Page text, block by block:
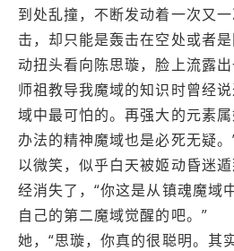
到处乱撞，不断发动着一次又
击，却只能是轰击在空处或
动扭头看向陈思璇，脸上流露
师祖教导我魔域的知识时曾经
域中最可怕的。再强大的元素
办法的精神魔域也是必死无
以微笑，似乎白天被姬动昏迷
经消失了，“你这是从镇魂魔域
自己的第二魔域觉醒的吧。”
她，“思璇，你真的很聪明。其